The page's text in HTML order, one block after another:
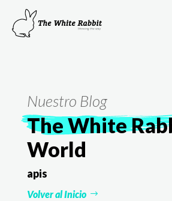
Nuestro Blog
The White
World
apis
Volver al Inicio